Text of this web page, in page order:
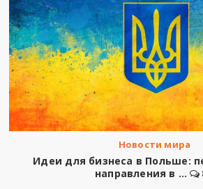
Новости мира
Идеи для бизнеса в Польше:
направления в ...